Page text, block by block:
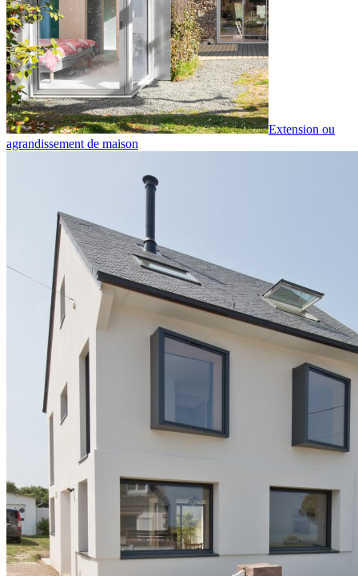
Extension ou
agrandissement de maison